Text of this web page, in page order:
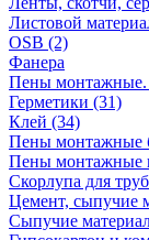
Листовой
OSB (2)
Фанера
Пены монтажные.
Герметики (31)
Клей (34)
Пены монтажные
Пены монтажные
Скорлупа для
Цемент, сыпучие
Сыпучие